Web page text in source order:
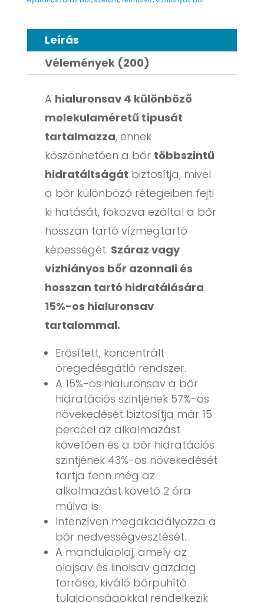
Leírás
Vélemények (200)
A hialuronsav 4 különböző
molekulaméretű típusát
tartalmazza, ennek
köszönhetően a bőr többszintű
hidratáltságát biztosítja, mivel
a bőr különböző rétegeiben fejti
ki hatását, fokozva ezáltal a bőr
hosszan tartó vízmegtartó
képességét. Száraz vagy
vízhiányos bőr azonnali és
hosszan tartó hidratálására
15%-os hialuronsav
tartalommal.
Erősített, koncentrált
öregedésgátló rendszer.
A 15%-os hialuronsav a bőr
hidratációs szintjének 57%-os
növekedését biztosítja már 15
perccel az alkalmazást
követően és a bőr hidratációs
szintjének 43%-os növekedését
tartja fenn még az
alkalmazást követő 2 óra
múlva is.
Intenzíven megakadályozza a
bőr nedvességvesztését.
A mandulaolaj, amely az
olajsav és linolsav gazdag
forrása, kiváló bőrpuhító
tulajdonságokkal rendelkezik